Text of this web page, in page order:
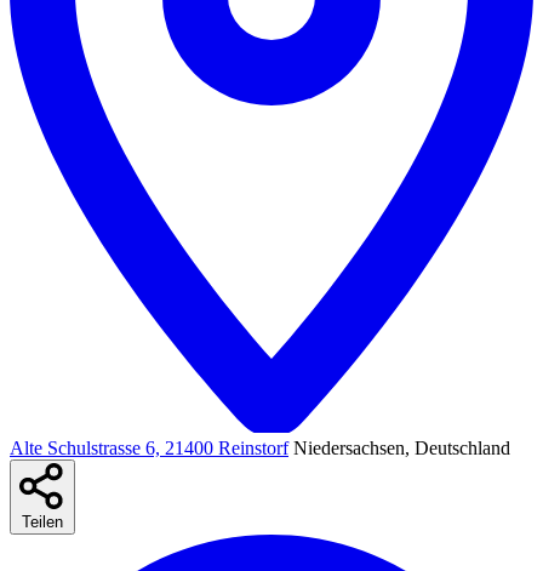
Alte Schulstrasse 6, 21400 Reinstorf Niedersachsen, Deutschland
Teilen